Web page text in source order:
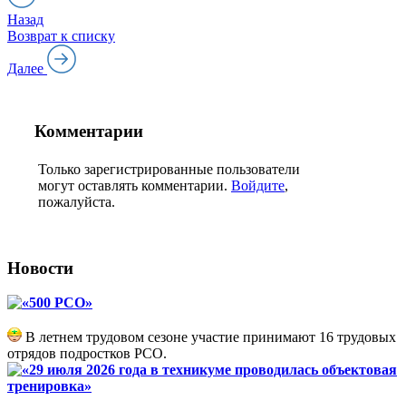
Назад
Возврат к списку
Далее
Комментарии
Только зарегистрированные пользователи
могут оставлять комментарии. Войдите,
пожалуйста.
Новости
«500 РСО»
В летнем трудовом сезоне участие принимают 16 трудовых
отрядов подростков РСО.
«29 июля 2026 года в техникуме проводилась объектовая
тренировка»